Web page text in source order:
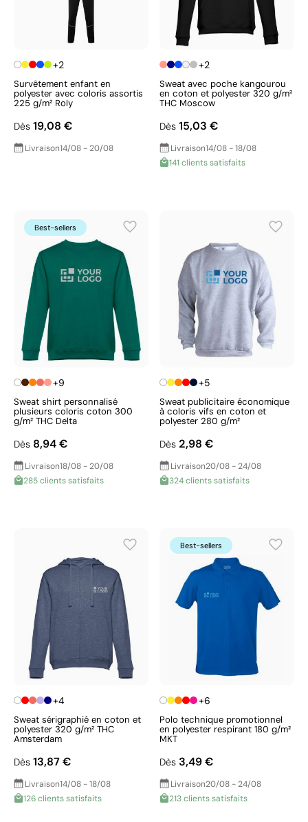
+2
Survêtement enfant en
polyester avec coloris assortis
225 g/m² Roly
Dès 19,08 €
Livraison14/08 - 20/08
+2
Sweat avec poche kangourou
en coton et polyester 320 g/m²
THC Moscow
Dès 15,03 €
Livraison14/08 - 18/08
141 clients satisfaits
Best-sellers
+9
Sweat shirt personnalisé
plusieurs coloris coton 300
g/m² THC Delta
Dès 8,94 €
Livraison18/08 - 20/08
285 clients satisfaits
+5
Sweat publicitaire économique
à coloris vifs en coton et
polyester 280 g/m²
Dès 2,98 €
Livraison20/08 - 24/08
324 clients satisfaits
+4
Sweat sérigraphié en coton et
polyester 320 g/m² THC
Amsterdam
Dès 13,87 €
Livraison14/08 - 18/08
126 clients satisfaits
Best-sellers
+6
Polo technique promotionnel
en polyester respirant 180 g/m²
MKT
Dès 3,49 €
Livraison20/08 - 24/08
213 clients satisfaits